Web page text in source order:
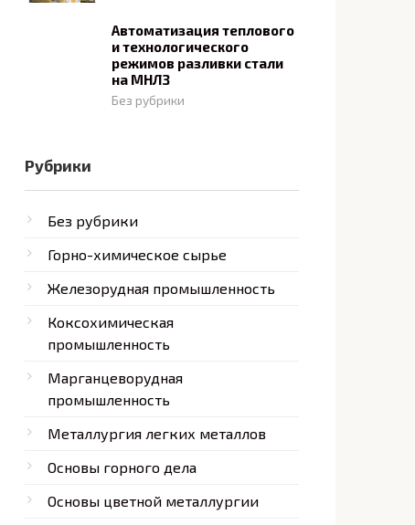
Автоматизация теплового
и технологического
режимов разливки стали
на МНЛЗ
Без рубрики
Рубрики
Без рубрики
Горно-химическое сырье
Железорудная промышленность
Коксохимическая
промышленность
Марганцеворудная
промышленность
Металлургия легких металлов
Основы горного дела
Основы цветной металлургии